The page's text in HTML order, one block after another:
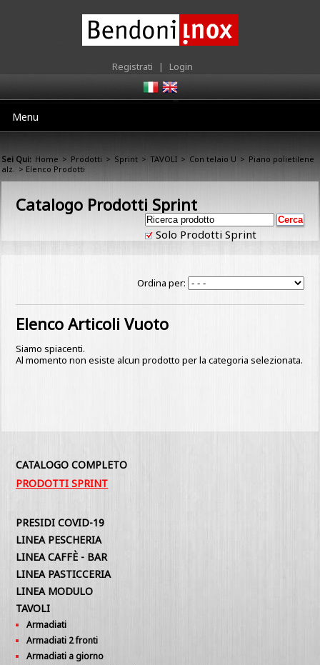
Registrati | Login
Menu
Sei Qui: Home > Prodotti > Sprint > TAVOLI > Con telaio U > Piano polietilene
alz. > Elenco Prodotti
Catalogo Prodotti Sprint
Solo Prodotti Sprint
Ordina per:
Elenco Articoli Vuoto
Siamo spiacenti.
Al momento non esiste alcun prodotto per la categoria selezionata.
CATALOGO COMPLETO
PRODOTTI SPRINT
PRESIDI COVID-19
LINEA PESCHERIA
LINEA CAFFÈ - BAR
LINEA PASTICCERIA
LINEA MODULO
TAVOLI
Armadiati
Armadiati 2 fronti
Armadiati a giorno